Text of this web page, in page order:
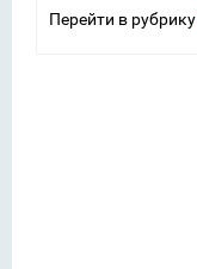
Перейти в рубрику